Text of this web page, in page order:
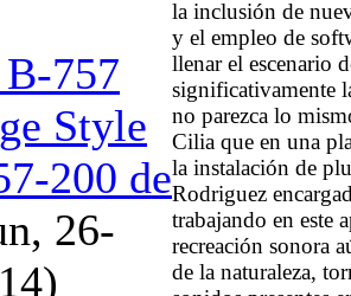
757
Style
200 de
26-
la inclusión de
y el empleo de
llenar el escenario
significativamente
no parezca lo
Cilia que en una
la instalación de
Rodriguez
trabajando en este
recreación sonora
de la naturaleza,